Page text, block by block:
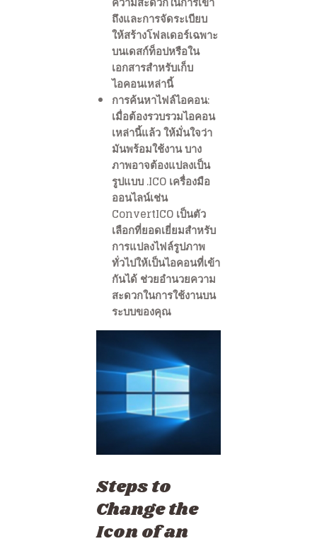
ถึงและการจัดระเบียบ
ให้สร้างโฟลเดอร์เฉพาะ
บนเดสก์ท็อปหรือใน
เอกสารสำหรับเก็บ
ไอคอนเหล่านี้
การค้นหาไฟล์ไอคอน:
เมื่อต้องรวบรวมไอคอน
เหล่านี้แล้ว ให้มั่นใจว่า
มันพร้อมใช้งาน บาง
ภาพอาจต้องแปลงเป็น
รูปแบบ .ICO เครื่องมือ
ออนไลน์เช่น
ConvertICO เป็นตัว
เลือกที่ยอดเยี่ยมสำหรับ
การแปลงไฟล์รูปภาพ
ทั่วไปให้เป็นไอคอนที่เข้า
กันได้ ช่วยอำนวยความ
สะดวกในการใช้งานบน
ระบบของคุณ
Steps to
Change the
Icon of an